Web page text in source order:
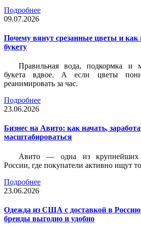
Подробнее
09.07.2026
Почему вянут срезанные цветы и как
букету
Правильная вода, подкормка и
букета вдвое. А если цветы
реанимировать за час.
Подробнее
23.06.2026
Бизнес на Авито: как начать,
масштабироваться
Авито — одна из крупнейших
России, где покупатели активно ищут
Подробнее
23.06.2026
Одежда из США с доставкой в
бренды выгодно и удобно